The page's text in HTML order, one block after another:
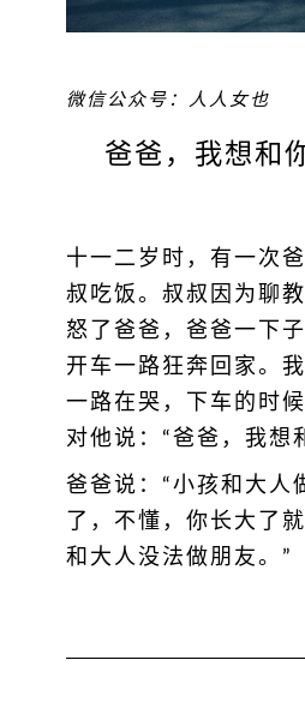
微信公众号：人人女也
爸爸，我想和
十一二岁时，有一次
叔吃饭。叔叔因为聊
怒了爸爸，爸爸一下
开车一路狂奔回家。
一路在哭，下车的时
对他说：“爸爸，我想
爸爸说：“小孩和大人
了，不懂，你长大了
和大人没法做朋友。”